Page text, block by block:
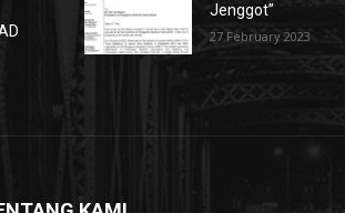
Jenggot”
27 February 2023